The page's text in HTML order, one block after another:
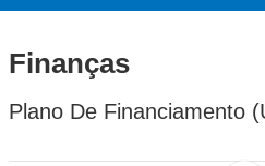
Finanças
Plano De Financiamento